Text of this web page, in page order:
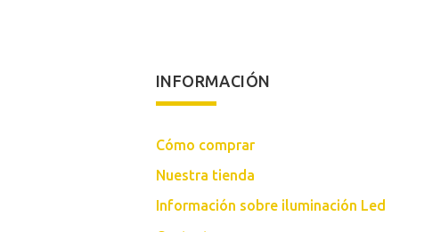
INFORMACIÓN
Cómo comprar
Nuestra tienda
Información sobre iluminación Led